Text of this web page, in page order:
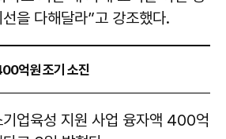
을 다해달라”고 강조했다.
억원 조기 소진
업육성 지원 사업 융자액 400억